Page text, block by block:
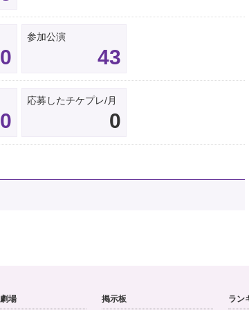
0
参加公演
43
0
応募したチケプレ/月
0
場 掲示板 ラン